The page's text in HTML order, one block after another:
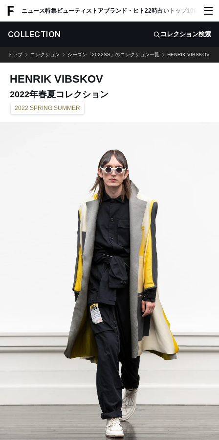
ニュース特集ビューティ ストアブランド・ヒト22時占い トップ100 スナッ
COLLECTION コレクション検索
トップ コレクション シーズン「2022SS」のコレクション一覧 HENRIK VIBSKOV
HENRIK VIBSKOV
2022年春夏コレクション
2022 SPRING SUMMER